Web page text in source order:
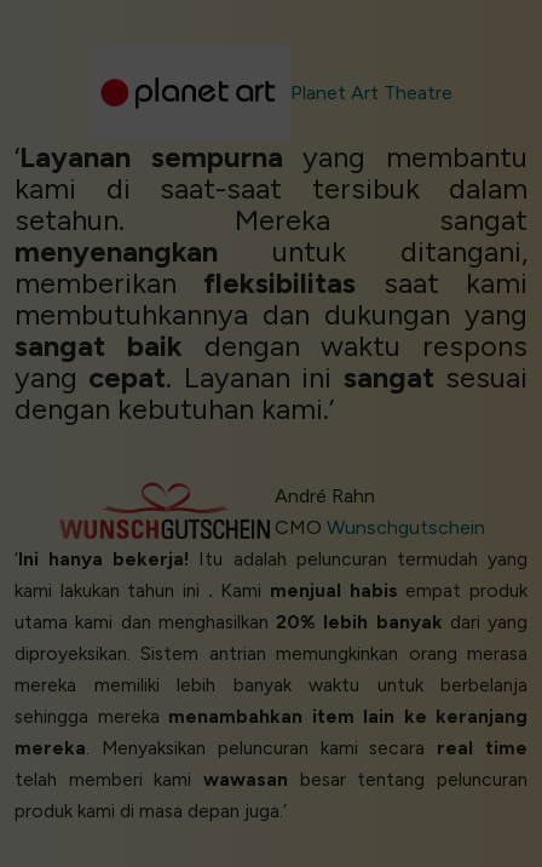
Planet Art Theatre
‘Layanan sempurna yang membantu
kami di saat-saat tersibuk dalam
setahun. Mereka sangat
menyenangkan untuk ditangani,
memberikan fleksibilitas saat kami
membutuhkannya dan dukungan yang
sangat baik dengan waktu respons
yang cepat. Layanan ini sangat sesuai
dengan kebutuhan kami.’
André Rahn
CMO Wunschgutschein
‘Ini hanya bekerja! Itu adalah peluncuran termudah yang
kami lakukan tahun ini . Kami menjual habis empat produk
utama kami dan menghasilkan 20% lebih banyak dari yang
diproyeksikan. Sistem antrian memungkinkan orang merasa
mereka memiliki lebih banyak waktu untuk berbelanja
sehingga mereka menambahkan item lain ke keranjang
mereka. Menyaksikan peluncuran kami secara real time
telah memberi kami wawasan besar tentang peluncuran
produk kami di masa depan juga.’